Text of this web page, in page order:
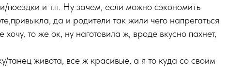
поездки и т.п. Ну зачем, если можно сэкономить
да и родители так жили чего напрегаться
то же ок, ну наготовила ж, вроде вкусно пахнет,
танец живота, все ж красивые, а я то куда со своим